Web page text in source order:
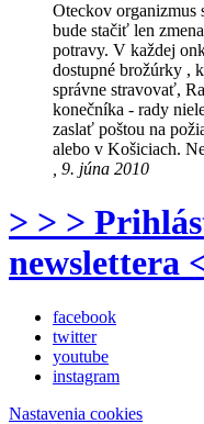
Oteckov organizmus
bude stačiť len
potravy. V každej
dostupné brožúrky ,
správne stravovať,
konečníka - rady
zaslať poštou na
alebo v Košiciach.
, 9. júna 2010
> > >
newslettera
facebook
twitter
youtube
instagram
Nastavenia cookies